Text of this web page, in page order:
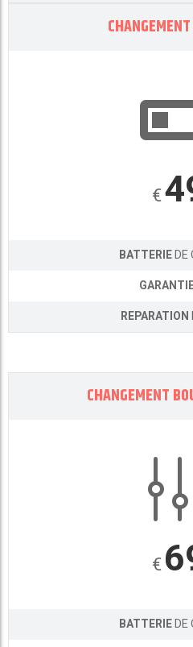
€
BATTERIEDE
REPARATION
CHANGEMENT
€
BATTERIEDE